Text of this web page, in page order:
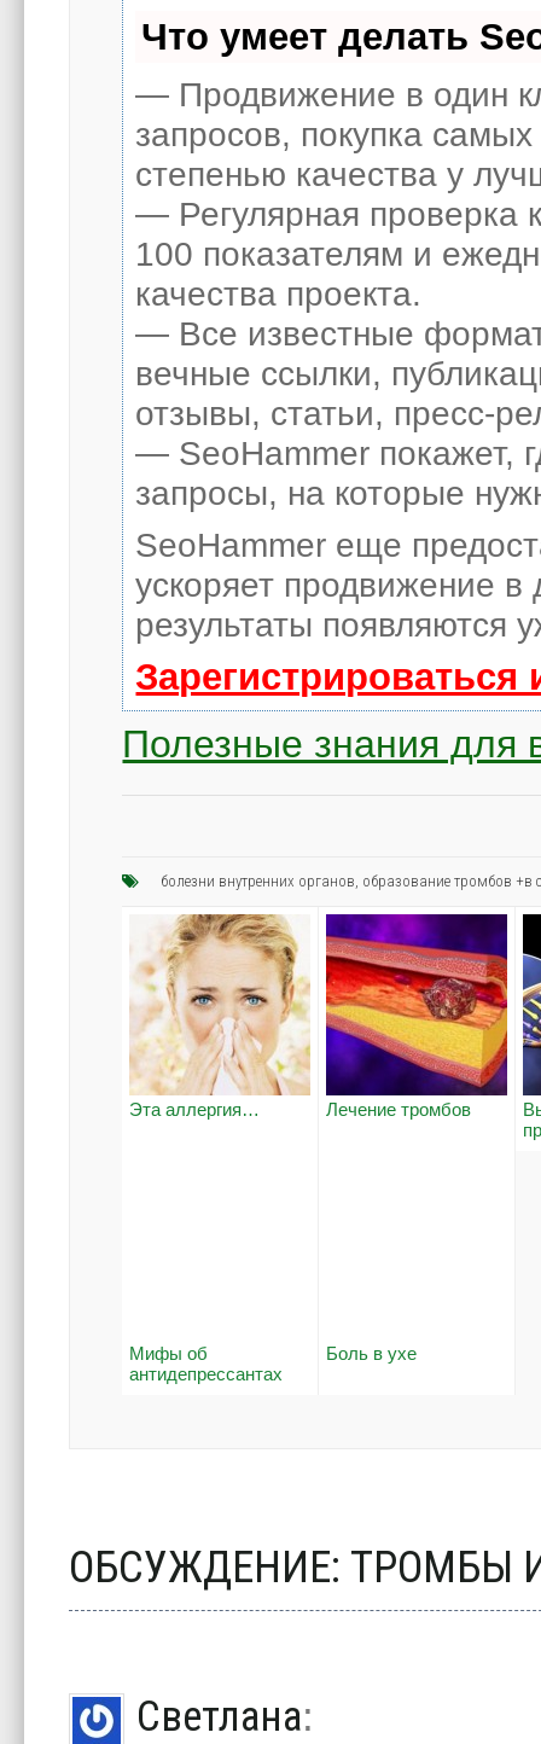
Что умеет делать
— Продвижение в один
запросов, покупка
степенью качества у
— Регулярная проверка
100 показателям и
качества проекта.
— Все известные
вечные ссылки,
отзывы, статьи, пресс-
— SeoHammer покажет,
запросы, на которые
SeoHammer еще
ускоряет продвижение в
результаты появляются
Полезные знания для
болезни внутренних органов, образование тромбов +в
Эта аллергия… Лечение тромбов
Мифы об
антидепрессантах
Боль в ухе
ОБСУЖДЕНИЕ: ТРОМБЫ
Светлана: